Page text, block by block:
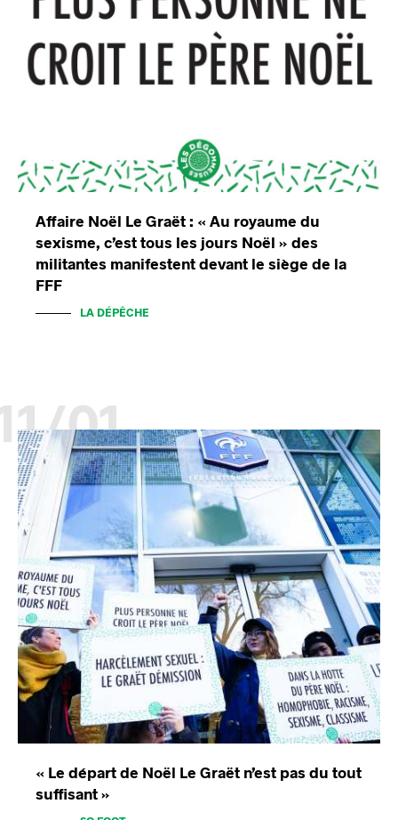
Affaire Noël Le Graët : « Au royaume du
sexisme, c’est tous les jours Noël » des
militantes manifestent devant le siège de la
FFF
LA DÉPÊCHE
01
« Le départ de Noël Le Graët n’est pas du tout
suffisant »